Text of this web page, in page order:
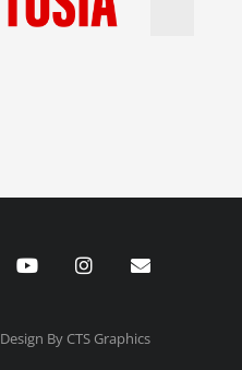
Design By CTS Graphics